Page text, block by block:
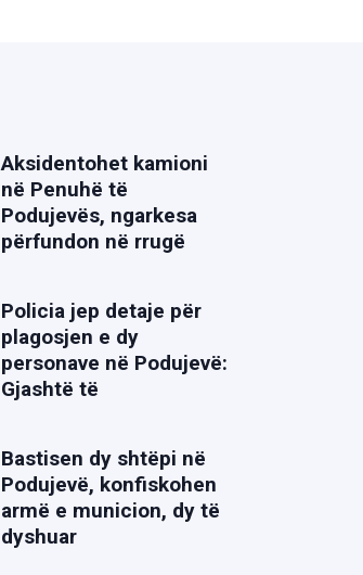
Aksidentohet kamioni
në Penuhë të
Podujevës, ngarkesa
përfundon në rrugë
Policia jep detaje për
plagosjen e dy
personave në Podujevë:
Gjashtë të
Bastisen dy shtëpi në
Podujevë, konfiskohen
armë e municion, dy të
dyshuar